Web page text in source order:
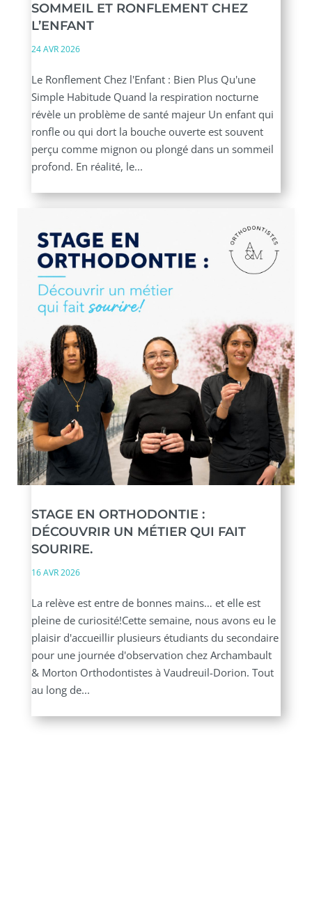
SOMMEIL ET RONFLEMENT CHEZ
L’ENFANT
24 AVR 2026
Le Ronflement Chez l'Enfant : Bien Plus Qu'une
Simple Habitude Quand la respiration nocturne
révèle un problème de santé majeur Un enfant qui
ronfle ou qui dort la bouche ouverte est souvent
perçu comme mignon ou plongé dans un sommeil
profond. En réalité, le...
STAGE EN ORTHODONTIE :
DÉCOUVRIR UN MÉTIER QUI FAIT
SOURIRE.
16 AVR 2026
La relève est entre de bonnes mains… et elle est
pleine de curiosité!Cette semaine, nous avons eu le
plaisir d'accueillir plusieurs étudiants du secondaire
pour une journée d'observation chez Archambault
& Morton Orthodontistes à Vaudreuil-Dorion. Tout
au long de...